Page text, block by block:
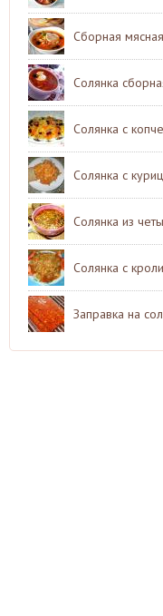
Сборная
Солянка
Солянка с
Солянка с
Солянка из
Солянка с
Заправка на